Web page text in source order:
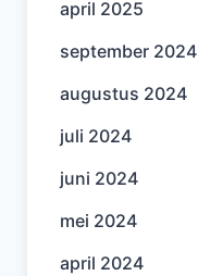
april 2025
september 2024
augustus 2024
juli 2024
juni 2024
mei 2024
april 2024